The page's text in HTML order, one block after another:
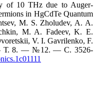
of 10 THz due to Auger-
in HgCdTe Quantum
M. S. Zholudev, A. A.
M. A. Fadeev, K. E.
V. I. Gavrilenko, F.
Т. 8. — №12. — С. 3526-